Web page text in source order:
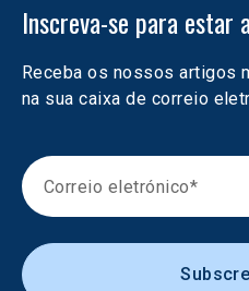
Inscreva-se para estar
Receba os nossos artigos
na sua caixa de correio